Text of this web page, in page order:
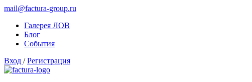
mail@factura-group.ru
Галерея ЛОВ
Блог
События
Вход /Регистрация